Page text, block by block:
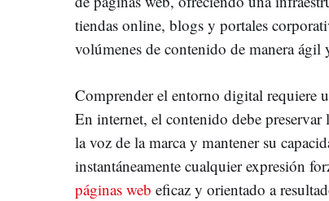
tiendas online, blogs y portales
volúmenes de contenido de manera ágil
Comprender el entorno digital requiere
En internet, el contenido debe
la voz de la marca y mantener su
instantáneamente cualquier expresión
páginas web eficaz y orientado a